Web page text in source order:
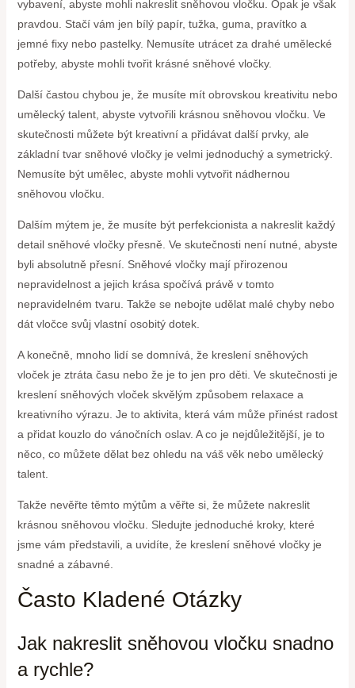
vybavení, abyste mohli nakreslit sněhovou vločku. Opak je však
pravdou. Stačí vám jen bílý papír, tužka, guma, pravítko a
jemné fixy nebo pastelky. Nemusíte utrácet za drahé umělecké
potřeby, abyste mohli tvořit krásné sněhové vločky.
Další častou chybou je, že musíte mít obrovskou kreativitu nebo
umělecký talent, abyste vytvořili krásnou sněhovou vločku. Ve
skutečnosti můžete být kreativní a přidávat další prvky, ale
základní tvar sněhové vločky je velmi jednoduchý a symetrický.
Nemusíte být umělec, abyste mohli vytvořit nádhernou
sněhovou vločku.
Dalším mýtem je, že musíte být perfekcionista a nakreslit každý
detail sněhové vločky přesně. Ve skutečnosti není nutné, abyste
byli absolutně přesní. Sněhové vločky mají přirozenou
nepravidelnost a jejich krása spočívá právě v tomto
nepravidelném tvaru. Takže se nebojte udělat malé chyby nebo
dát vločce svůj vlastní osobitý dotek.
A konečně, mnoho lidí se domnívá, že kreslení sněhových
vloček je ztráta času nebo že je to jen pro děti. Ve skutečnosti je
kreslení sněhových vloček skvělým způsobem relaxace a
kreativního výrazu. Je to aktivita, která vám může přinést radost
a přidat kouzlo do vánočních oslav. A co je nejdůležitější, je to
něco, co můžete dělat bez ohledu na váš věk nebo umělecký
talent.
Takže nevěřte těmto mýtům a věřte si, že můžete nakreslit
krásnou sněhovou vločku. Sledujte jednoduché kroky, které
jsme vám představili, a uvidíte, že kreslení sněhové vločky je
snadné a zábavné.
Často Kladené Otázky
Jak nakreslit sněhovou vločku snadno
a rychle?